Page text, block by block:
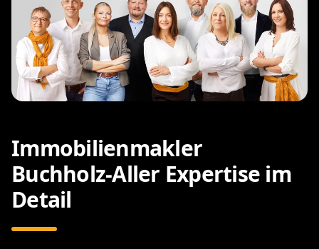
Immobilienmakler
Buchholz-Aller Expertise im
Detail